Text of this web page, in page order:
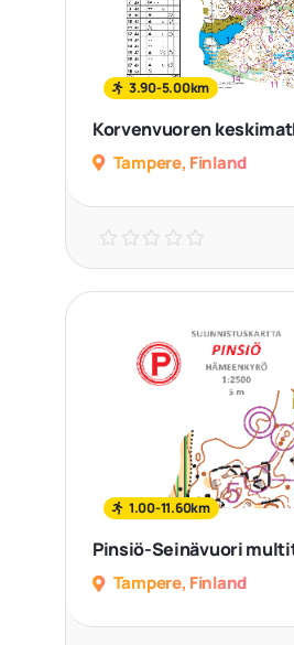
3.90-5.00km
Korvenvuoren
Tampere, Finland
1.00-11.60km
Pinsiö-Seinävuori
Tampere, Finland